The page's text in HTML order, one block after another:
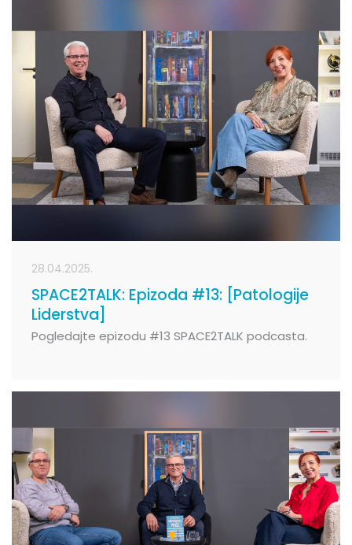
28.04.2025.
SPACE2TALK: Epizoda #13: [Patologije
Liderstva]
Pogledajte epizodu #13 SPACE2TALK podcasta.